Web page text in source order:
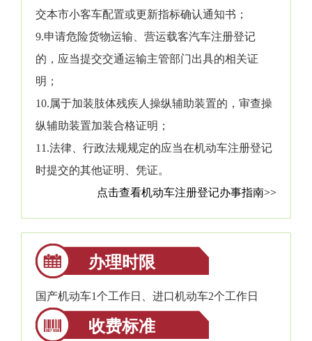
交本市小客车配置或更新指标确认通知书；
9.申请危险货物运输、营运载客汽车注册登记
的，应当提交交通运输主管部门出具的相关证
明；
10.属于加装肢体残疾人操纵辅助装置的，审查操
纵辅助装置加装合格证明；
11.法律、行政法规规定的应当在机动车注册登记
时提交的其他证明、凭证。
点击查看机动车注册登记办事指南>>
办理时限
国产机动车1个工作日、进口机动车2个工作日
收费标准